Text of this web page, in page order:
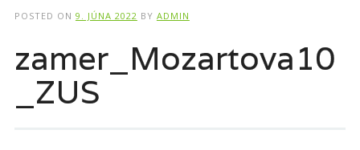
POSTED ON 9. JÚNA 2022 BY ADMIN
zamer_Mozartova10
_ZUS